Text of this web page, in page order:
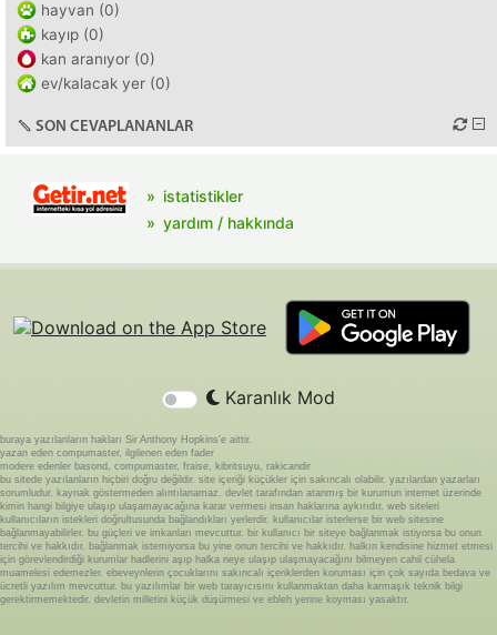
hayvan (0)
kayıp (0)
kan aranıyor (0)
ev/kalacak yer (0)
SON CEVAPLANANLAR
istatistikler
yardım / hakkında
Karanlık Mod
buraya yazılanların hakları Sir Anthony Hopkins'e aittir.
yazan eden compumaster, ilgilenen eden fader
modere edenler basond, compumaster, fraise, kibritsuyu, rakicandir
bu sitede yazılanların hiçbiri doğru değildir. site içeriği küçükler için sakıncalı olabilir. yazılardan yazarları
sorumludur. kaynak göstermeden alıntılanamaz. devlet tarafından atanmış bir kurumun internet üzerinde
kimin hangi bilgiye ulaşıp ulaşamayacağına karar vermesi insan haklarına aykırıdır. web siteleri
kullanıcıların istekleri doğrultusunda bağlandıkları yerlerdir. kullanıcılar isterlerse bir web sitesine
bağlanmayabilirler. bu güçleri ve imkanları mevcuttur. bir kullanıcı bir siteye bağlanmak istiyorsa bu onun
tercihi ve hakkıdır. bağlanmak istemiyorsa bu yine onun tercihi ve hakkıdır. halkın kendisine hizmet etmesi
için görevlendirdiği kurumlar hadlerini aşıp halka neye ulaşıp ulaşmayacağını bilmeyen cahil cühela
muamelesi edemezler. ebeveynlerin çocuklarını sakıncalı içeriklerden koruması için çok sayıda bedava ve
ücretli yazılım mevcuttur. bu yazılımlar bir web tarayıcısını kullanmaktan daha karmaşık teknik bilgi
gerektirmemektedir. devletin milletini küçük düşürmesi ve ebleh yerine koyması yasaktır.